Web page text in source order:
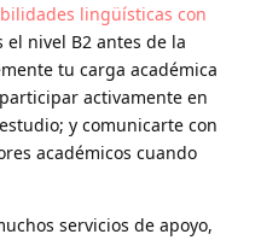
lingüísticas con
el nivel B2 antes de la
tu carga académica
activamente en
y comunicarte con
académicos cuando
servicios de apoyo,